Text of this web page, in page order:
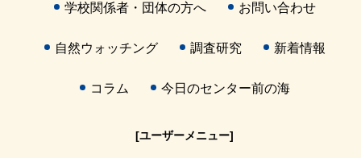
学校関係者・団体の方へ お問い合わせ
自然ウォッチング 調査研究 新着情報
コラム 今日のセンター前の海
[ユーザーメニュー]